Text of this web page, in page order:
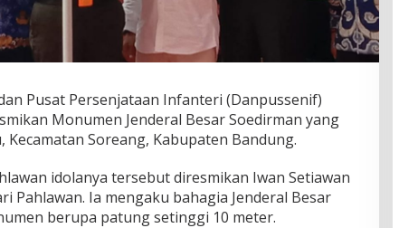
Pusat Persenjataan Infanteri (Danpussenif)
Monumen Jenderal Besar Soedirman yang
Soreang, Kabupaten Bandung.
idolanya tersebut diresmikan Iwan Setiawan
Pahlawan. Ia mengaku bahagia Jenderal Besar
berupa patung setinggi 10 meter.